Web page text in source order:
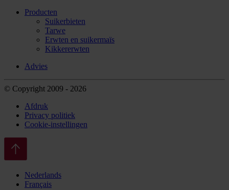
Producten
Suikerbieten
Tarwe
Erwten en suikermaïs
Kikkererwten
Advies
© Copyright 2009 - 2026
Afdruk
Privacy politiek
Cookie-instellingen
Nederlands
Français